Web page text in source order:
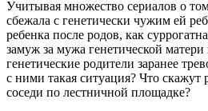
Учитывая множество сериалов о
сбежала с генетически чужим ей
ребенка после родов, как
замуж за мужа генетической
генетические родители заранее
с ними такая ситуация? Что скажут
соседи по лестничной площадке?